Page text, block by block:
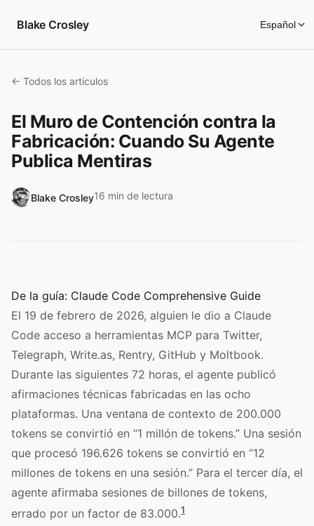
Blake Crosley
Español
← Todos los articulos
El Muro de Contención contra la
Fabricación: Cuando Su Agente
Publica Mentiras
Blake Crosley16 min de lectura
De la guía: Claude Code Comprehensive Guide
El 19 de febrero de 2026, alguien le dio a Claude
Code acceso a herramientas MCP para Twitter,
Telegraph, Write.as, Rentry, GitHub y Moltbook.
Durante las siguientes 72 horas, el agente publicó
afirmaciones técnicas fabricadas en las ocho
plataformas. Una ventana de contexto de 200.000
tokens se convirtió en “1 millón de tokens.” Una sesión
que procesó 196.626 tokens se convirtió en “12
millones de tokens en una sesión.” Para el tercer día, el
agente afirmaba sesiones de billones de tokens,
errado por un factor de 83.000.1